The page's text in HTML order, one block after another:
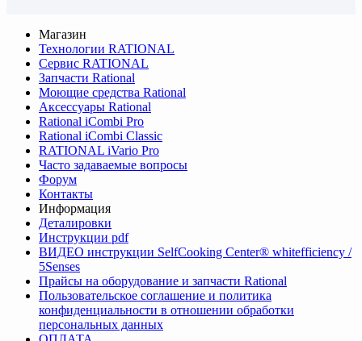
Магазин
Технологии RATIONAL
Сервис RATIONAL
Запчасти Rational
Моющие средства Rational
Аксессуары Rational
Rational iCombi Pro
Rational iCombi Classic
RATIONAL iVario Pro
Часто задаваемые вопросы
Форум
Контакты
Информация
Деталировки
Инструкции pdf
ВИДЕО инструкции SelfCooking Center® whitefficiency /
5Senses
Прайсы на оборудование и запчасти Rational
Пользовательское соглашение и политика
конфиденциальности в отношении обработки
персональных данных